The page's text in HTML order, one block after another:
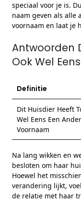
speciaal voor je is.
naam geven als alle
voornaam en laat je
Antwoorden
Ook Wel
Definitie
Dit Huisdier Heeft
Wel Eens Een
Voornaam
Na lang wikken en
besloten om haar
Hoewel het
verandering lijkt,
de relatie met haar